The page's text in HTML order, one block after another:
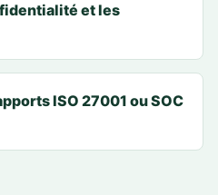
et les
ISO 27001 ou SOC